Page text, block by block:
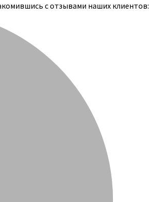
с отзывами наших клиентов: